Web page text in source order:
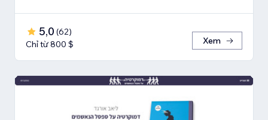
5,0 (62)
Chỉ từ 800 $
Xem